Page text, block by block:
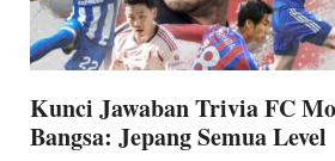
Kunci Jawaban Trivia FC
Bangsa: Jepang Semua Level